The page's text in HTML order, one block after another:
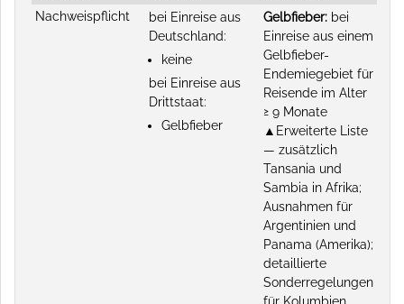
Nachweispflicht
bei Einreise aus
Deutschland:
keine
bei Einreise aus
Drittstaat:
Gelbfieber
Gelbfieber:bei
Einreise aus einem
Gelbfieber-
Endemiegebiet für
Reisende im Alter
≥ 9 Monate
▲Erweiterte Liste
— zusätzlich
Tansania und
Sambia in Afrika;
Ausnahmen für
Argentinien und
Panama (Amerika);
detaillierte
Sonderregelungen
für Kolumbien